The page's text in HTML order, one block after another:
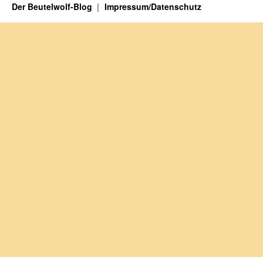
Der Beutelwolf-Blog Impressum/Datenschutz